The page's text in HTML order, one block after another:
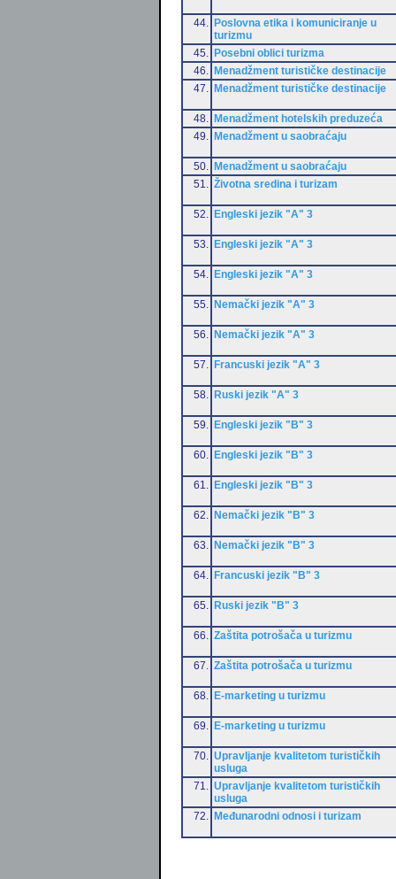
44.
Poslovna etika i komuniciranje u
turizmu
45.
Posebni oblici turizma
46.
Menadžment turističke destinacije
47.
Menadžment turističke destinacije
48.
Menadžment hotelskih preduzeća
49.
Menadžment u saobraćaju
50.
Menadžment u saobraćaju
51.
Životna sredina i turizam
52. Engleski jezik "A" 3
53. Engleski jezik "A" 3
54. Engleski jezik "A" 3
55. Nemački jezik "A" 3
56. Nemački jezik "A" 3
57. Francuski jezik "A" 3
58. Ruski jezik "A" 3
59. Engleski jezik "B" 3
60. Engleski jezik "B" 3
61. Engleski jezik "B" 3
62. Nemački jezik "B" 3
63. Nemački jezik "B" 3
64. Francuski jezik "B" 3
65. Ruski jezik "B" 3
66. Zaštita potrošača u turizmu
67. Zaštita potrošača u turizmu
68. E-marketing u turizmu
69. E-marketing u turizmu
70.
Upravljanje kvalitetom turističkih
usluga
71.
Upravljanje kvalitetom turističkih
usluga
72.
Međunarodni odnosi i turizam